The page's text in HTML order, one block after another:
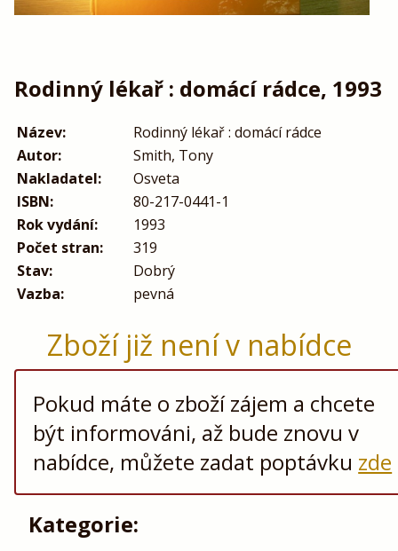
Rodinný lékař : domácí rádce, 1993
Název:
Rodinný lékař : domácí rádce
Autor:
Smith, Tony
Nakladatel:
Osveta
ISBN:
80-217-0441-1
Rok vydání:
1993
Počet stran:
319
Stav:
Dobrý
Vazba:
pevná
Zboží již není v nabídce
Pokud máte o zboží zájem a chcete
být informováni, až bude znovu v
nabídce, můžete zadat poptávku zde
Kategorie: